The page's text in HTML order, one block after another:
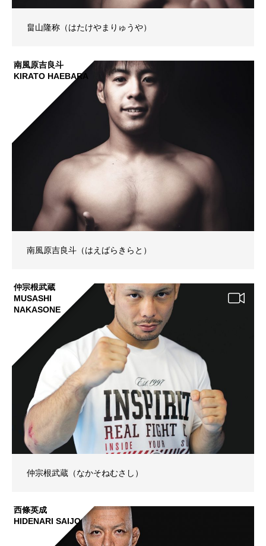
畠山隆称（はたけやまりゅうや）
南風原吉良斗
KIRATO HAEBARA
南風原吉良斗（はえばらきらと）
仲宗根武蔵
MUSASHI
NAKASONE
仲宗根武蔵（なかそねむさし）
西條英成
HIDENARI SAIJO